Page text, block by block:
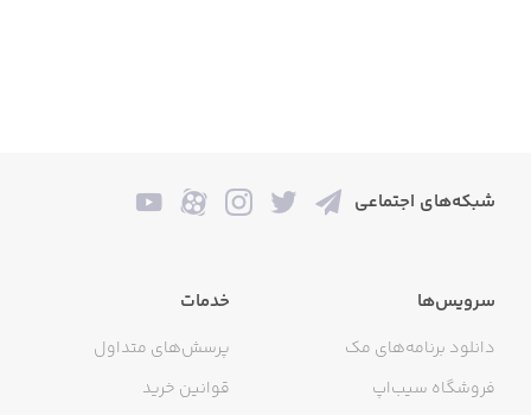
شبکه‌های اجتماعی
سرویس‌ها
دانلود برنامه‌های مک
فروشگاه سیب‌اپ
خدمات
پرسش‌های متداول
قوانین خرید